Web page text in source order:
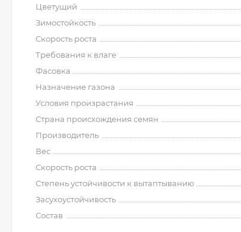
Цветущий
Зимостойкость
Скорость роста
Требования к влаге
Фасовка
Назначение газона
Условия произрастания
Страна происхождения семян
Производитель
Вес
Скорость роста
Степень устойчивости к вытаптыванию
Засухоустойчивость
Состав